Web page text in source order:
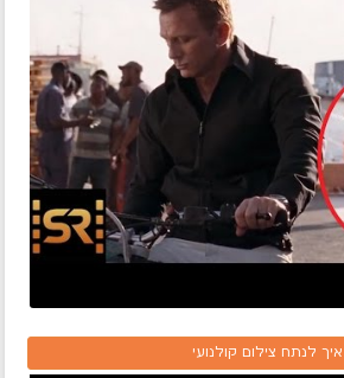
איך לנתח צילום קולנועי